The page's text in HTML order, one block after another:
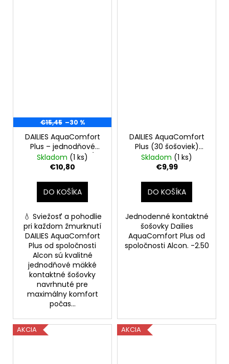
€15,45 –30 %
DAILIES AquaComfort
Plus – jednodňové
kontaktné šošovky (30
ks, −9,00 D)
Skladom (1 ks)
€10,80
DO KOŠÍKA
💧 Sviežosť a pohodlie
pri každom žmurknutí
DAILIES AquaComfort
Plus od spoločnosti
Alcon sú kvalitné
jednodňové mäkké
kontaktné šošovky
navrhnuté pre
maximálny komfort
počas...
DAILIES AquaComfort
Plus (30 šošoviek)
-2.50
Skladom (1 ks)
€9,99
DO KOŠÍKA
Jednodenné kontaktné
šošovky Dailies
AquaComfort Plus od
spoločnosti Alcon. -2.50
AKCIA AKCIA